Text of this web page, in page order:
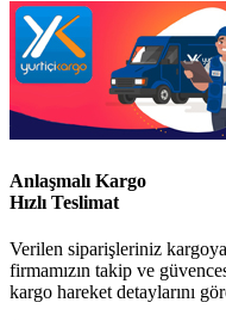
Anlaşmalı Kargo
Hızlı Teslimat
Verilen siparişleriniz
firmamızın takip ve
kargo hareket detaylarını